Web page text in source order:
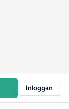
Inloggen